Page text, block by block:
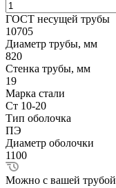
ГОСТ несущей трубы
10705
Диаметр трубы, мм
820
Стенка трубы, мм
19
Марка стали
Ст 10-20
Тип оболочка
ПЭ
Диаметр оболочки
1100
Можно с вашей трубой